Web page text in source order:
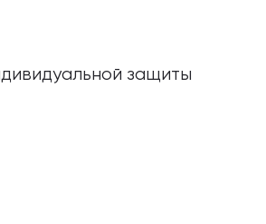
защиты